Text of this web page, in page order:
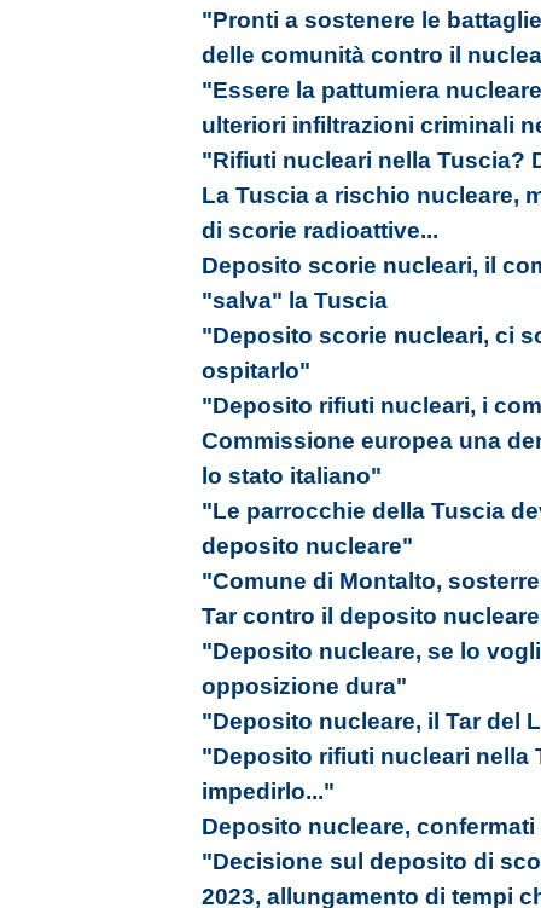
"Pronti a sostenere le
delle comunità contro il
"Essere la pattumiera
ulteriori infiltrazioni criminali
"Rifiuti nucleari nella Tuscia?
La Tuscia a rischio nucleare,
di scorie radioattive...
Deposito scorie nucleari, il
"salva" la Tuscia
"Deposito scorie nucleari, ci
ospitarlo"
"Deposito rifiuti nucleari, i
Commissione europea una
lo stato italiano"
"Le parrocchie della Tuscia
deposito nucleare"
"Comune di Montalto,
Tar contro il deposito
"Deposito nucleare, se lo
opposizione dura"
"Deposito nucleare, il Tar del
"Deposito rifiuti nucleari nella
impedirlo..."
Deposito nucleare,
"Decisione sul deposito di
2023, allungamento di tempi